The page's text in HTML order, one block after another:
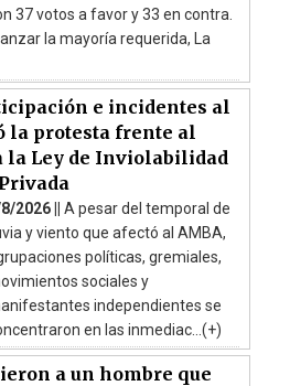
37 votos a favor y 33 en contra.
la mayoría requerida, La
e incidentes al
la protesta frente al
la Ley de Inviolabilidad
2026 || A pesar del temporal de
y viento que afectó al AMBA,
políticas, gremiales,
sociales y
independientes se
en las inmediac...(+)
a un hombre que